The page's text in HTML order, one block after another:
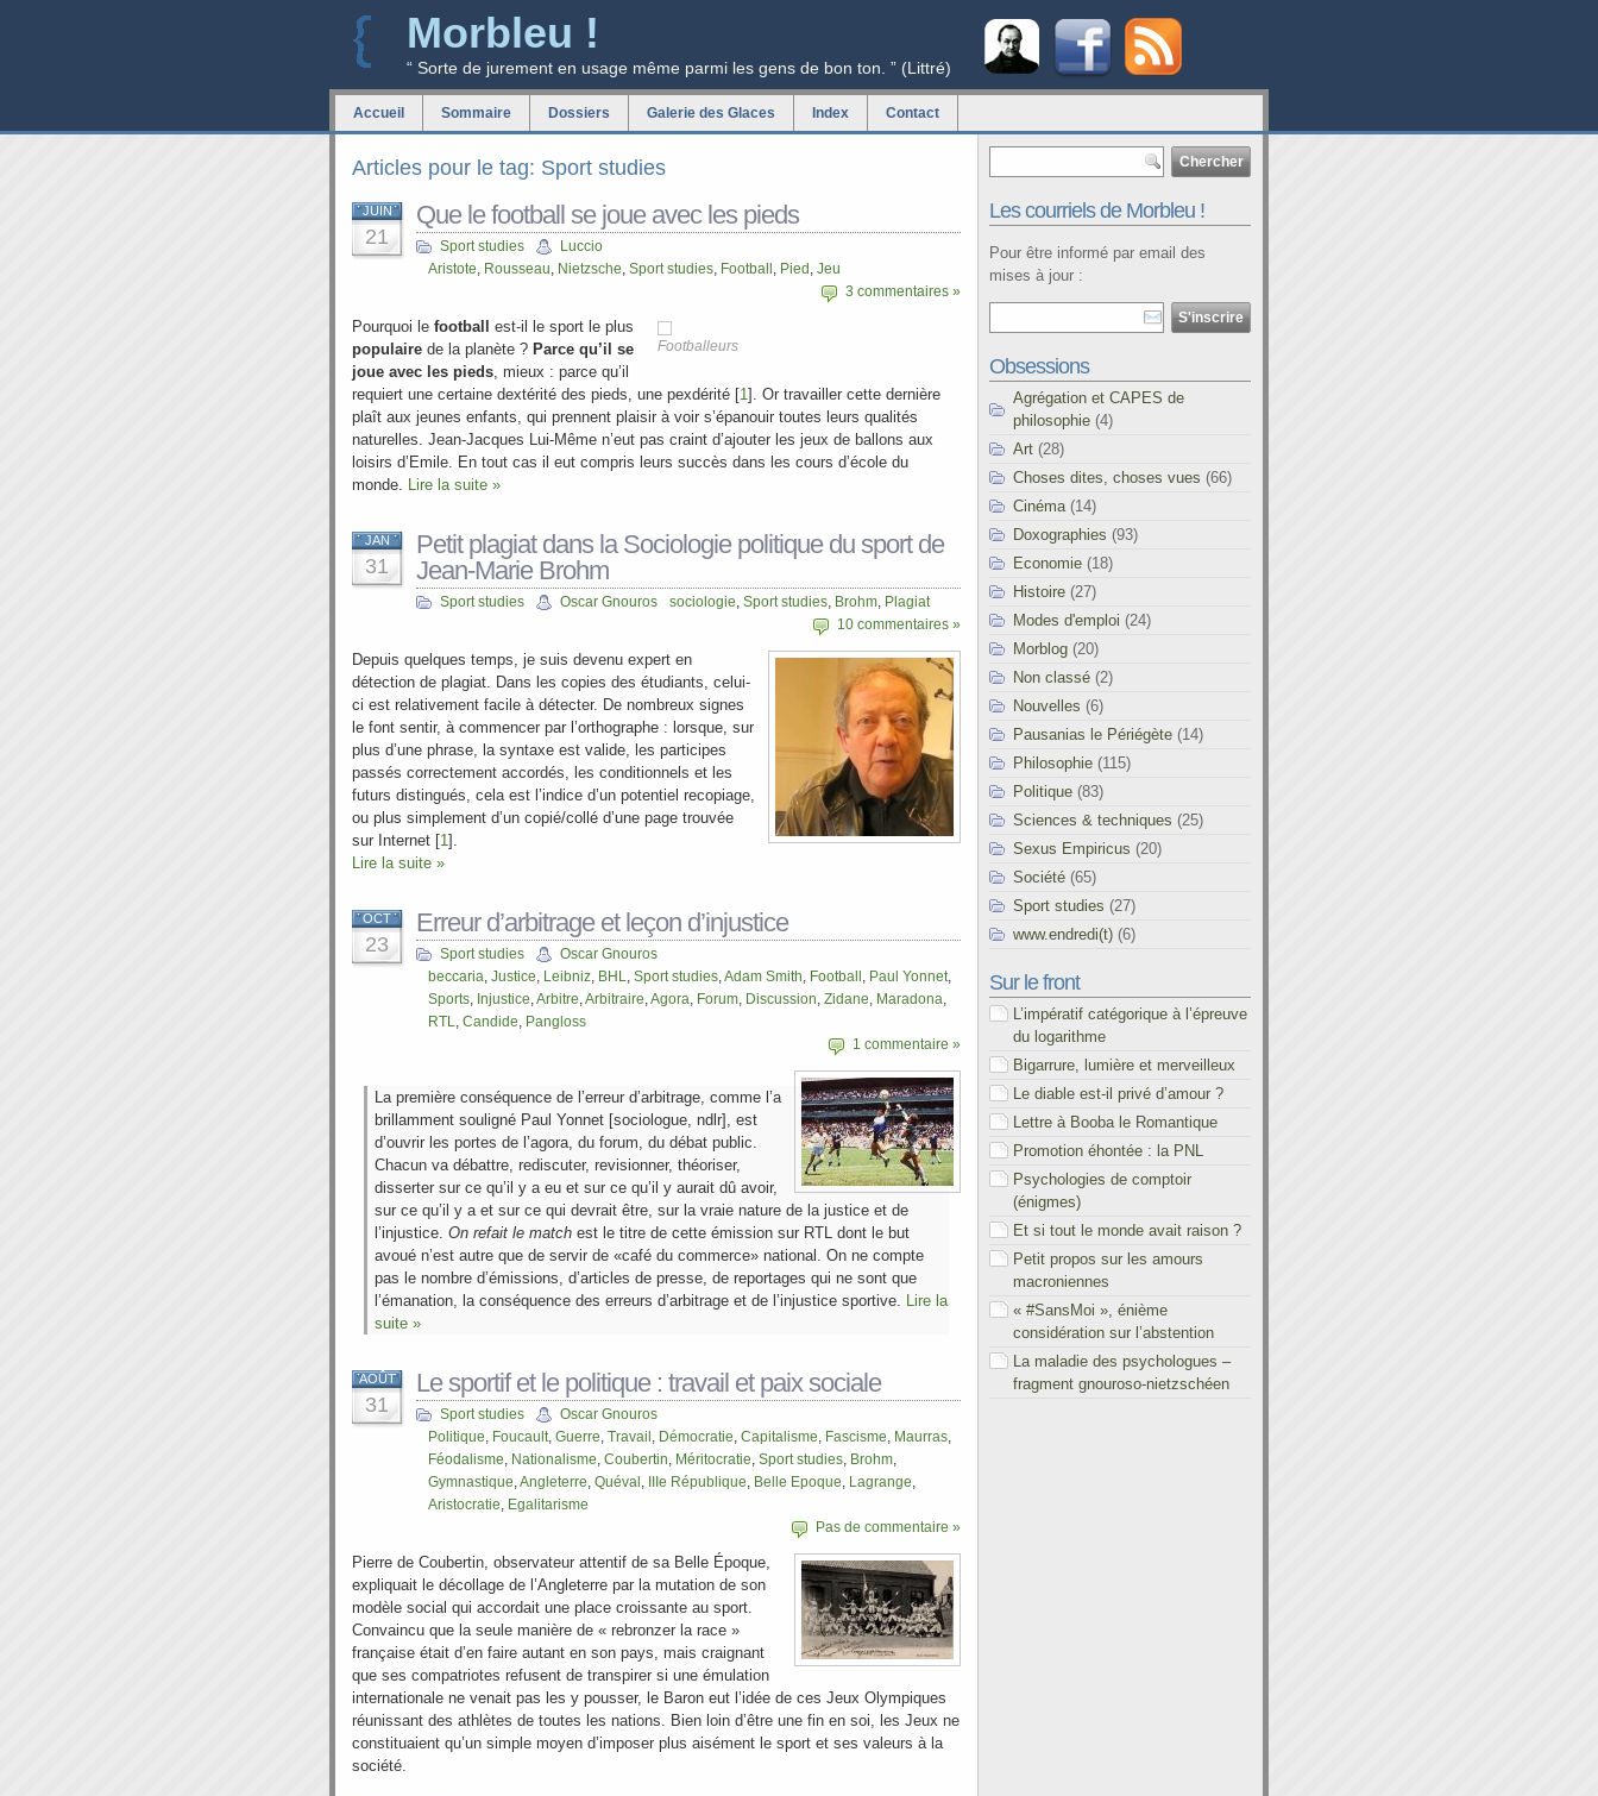
Morbleu !
“ Sorte de jurement en usage même parmi les gens de bon ton. ” (Littré)
Accueil Sommaire Dossiers Galerie des Glaces Index Contact
Articles pour le tag: Sport studies
JUIN
21
Que le football se joue avec les pieds
Sport studies
Luccio
Aristote, Rousseau, Nietzsche, Sport studies, Football , Pied , Jeu
3 commentaires »
Footballeurs
Pourquoi le football
est-il le sport le plus
populaire de la planète ? Parce qu’il se
joue avec les pieds, mieux : parce qu’il
requiert une certaine dextérité des pieds, une pexdérité [1]. Or travailler cette dernière
plaît aux jeunes enfants, qui prennent plaisir à voir s’épanouir toutes leurs qualités
naturelles. Jean-Jacques Lui-Même n’eut pas craint d’ajouter les jeux de ballons aux
loisirs d’Emile. En tout cas il eut compris leurs succès dans les cours d’école du
monde. Lire la suite »
JAN
31
Petit plagiat dans la Sociologie politique du sport de
Jean-Marie Brohm
Sport studies Oscar Gnouros sociologie, Sport studies, Brohm, Plagiat
10 commentaires »
Depuis quelques temps, je suis devenu expert en
détection de plagiat. Dans les copies des étudiants, celui-
ci est relativement facile à détecter. De nombreux signes
le font sentir, à commencer par l’orthographe : lorsque, sur
plus d’une phrase, la syntaxe est valide, les participes
passés correctement accordés, les conditionnels et les
futurs distingués, cela est l’indice d’un potentiel recopiage,
ou plus simplement d’un copié/collé d’une page trouvée
sur Internet [1].
Lire la suite »
OCT
23
Erreur d’arbitrage et leçon d’injustice
Sport studies
Oscar Gnouros
beccaria, Justice, Leibniz, BHL, Sport studies,Adam Smith, Football , Paul Yonnet,
Sports, Injustice,Arbitre,Arbitraire,Agora, Forum, Discussion, Zidane, Maradona,
RTL, Candide, Pangloss
1 commentaire »
La première conséquence de l’erreur d’arbitrage, comme l’a
brillamment souligné Paul Yonnet [sociologue, ndlr], est
d’ouvrir les portes de l’agora, du forum, du débat public.
Chacun va débattre, rediscuter, revisionner, théoriser,
disserter sur ce qu’il y a eu et sur ce qu’il y aurait dû avoir,
sur ce qu’il y a et sur ce qui devrait être, sur la vraie nature de la justice et de
l’injustice. On refait le match est le titre de cette émission sur RTL dont le but
avoué n’est autre que de servir de «café du commerce» national. On ne compte
pas le nombre d’émissions, d’articles de presse, de reportages qui ne sont que
l’émanation, la conséquence des erreurs d’arbitrage et de l’injustice sportive. Lire la
suite »
AOÛT
31
Le sportif et le politique : travail et paix sociale
Sport studies
Oscar Gnouros
Politique, Foucault, Guerre, Travail , Démocratie, Capitalisme, Fascisme, Maurras,
Féodalisme, Nationalisme, Coubertin, Méritocratie, Sport studies, Brohm,
Gymnastique,Angleterre, Quéval , IIIe République, Belle Epoque, Lagrange,
Aristocratie, Egalitarisme
Pas de commentaire »
Pierre de Coubertin, observateur attentif de sa Belle Époque,
expliquait le décollage de l’Angleterre par la mutation de son
modèle social qui accordait une place croissante au sport.
Convaincu que la seule manière de « rebronzer la race »
française était d’en faire autant en son pays, mais craignant
que ses compatriotes refusent de transpirer si une émulation
internationale ne venait pas les y pousser, le Baron eut l’idée de ces Jeux Olympiques
réunissant des athlètes de toutes les nations. Bien loin d’être une fin en soi, les Jeux ne
constituaient qu’un simple moyen d’imposer plus aisément le sport et ses valeurs à la
société.
Les courriels de Morbleu !
Pour être informé par email des
mises à jour :
Obsessions
Agrégation et CAPES de
philosophie (4)
Art (28)
Choses dites, choses vues (66)
Cinéma (14)
Doxographies (93)
Economie (18)
Histoire (27)
Modes d'emploi (24)
Morblog (20)
Non classé (2)
Nouvelles (6)
Pausanias le Périégète (14)
Philosophie (115)
Politique (83)
Sciences & techniques (25)
Sexus Empiricus (20)
Société (65)
Sport studies (27)
www.endredi(t) (6)
Sur le front
L’impératif catégorique à l’épreuve
du logarithme
Bigarrure, lumière et merveilleux
Le diable est-il privé d’amour ?
Lettre à Booba le Romantique
Promotion éhontée : la PNL
Psychologies de comptoir
(énigmes)
Et si tout le monde avait raison ?
Petit propos sur les amours
macroniennes
« #SansMoi », énième
considération sur l’abstention
La maladie des psychologues –
fragment gnouroso-nietzschéen